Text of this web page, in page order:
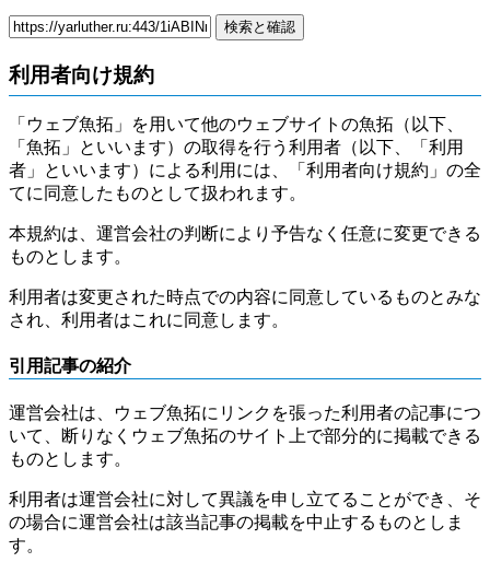
利用者向け規約
「ウェブ魚拓」を用いて他のウェブサイトの魚拓（以下、
「魚拓」といいます）の取得を行う利用者（以下、「利用
者」といいます）による利用には、「利用者向け規約」の全
てに同意したものとして扱われます。
本規約は、運営会社の判断により予告なく任意に変更できる
ものとします。
利用者は変更された時点での内容に同意しているものとみな
され、利用者はこれに同意します。
引用記事の紹介
運営会社は、ウェブ魚拓にリンクを張った利用者の記事につ
いて、断りなくウェブ魚拓のサイト上で部分的に掲載できる
ものとします。
利用者は運営会社に対して異議を申し立てることができ、そ
の場合に運営会社は該当記事の掲載を中止するものとしま
す。